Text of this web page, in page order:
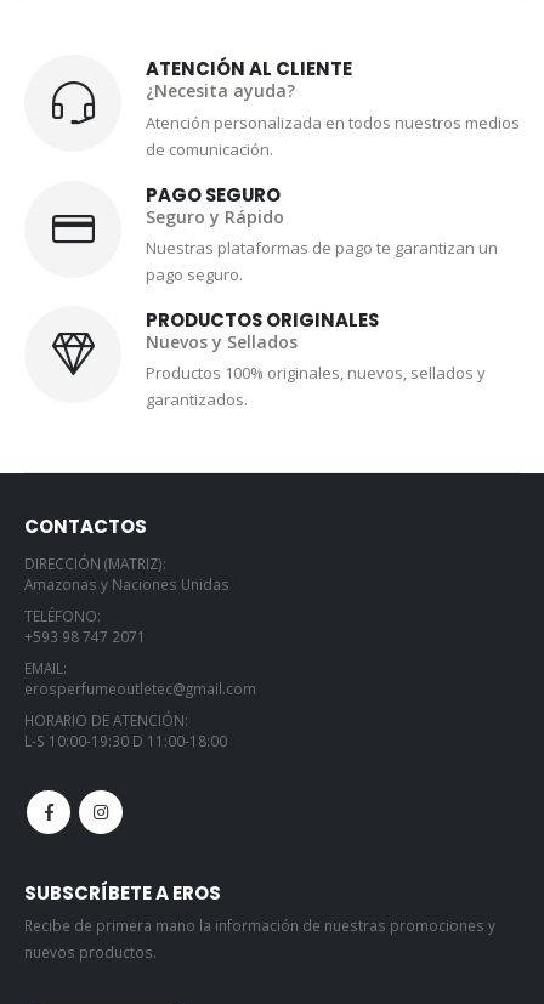
ATENCIÓN AL CLIENTE
¿Necesita ayuda?
Atención personalizada en todos nuestros medios
de comunicación.
PAGO SEGURO
Seguro y Rápido
Nuestras plataformas de pago te garantizan un
pago seguro.
PRODUCTOS ORIGINALES
Nuevos y Sellados
Productos 100% originales, nuevos, sellados y
garantizados.
CONTACTOS
DIRECCIÓN (MATRIZ):
Amazonas y Naciones Unidas
TELÉFONO:
+593 98 747 2071
EMAIL:
erosperfumeoutletec@gmail.com
HORARIO DE ATENCIÓN:
L-S 10:00-19:30 D 11:00-18:00
SUBSCRÍBETE A EROS
Recibe de primera mano la información de nuestras promociones y
nuevos productos.